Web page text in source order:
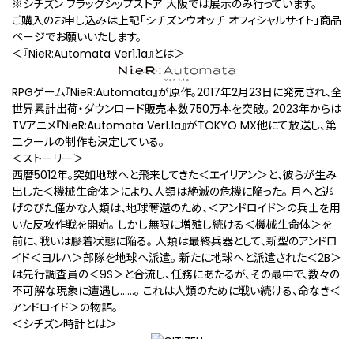
※シチズン フラッグシップストア 大阪では展示のみ行っています。
ご購入のお申し込みは上記「シチズンウオッチ オフィシャルサイト」商品
ページでお願いいたします。
＜『NieR:Automata Ver1.1a』とは＞
RPGゲーム『NieR:Automata』が原作。2017年2月23日に発売され、全
世界累計出荷・ダウンロード販売本数750万本を突破。 2023年からは
TVアニメ『NieR:Automata Ver1.1a』がTOKYO MX他にて放送し、第
二クールの制作も決定している。
＜ストーリー＞
西暦5012年。突如地球へと飛来してきた＜エイリアン＞と、彼らが生み
出した＜機械生命体＞により、人類は絶滅の危機に陥った。 月へと逃
げのびた僅かな人類は、地球奪還のため、＜アンドロイド＞の兵士を用
いた反攻作戦を開始。 しかし無限に増殖し続ける＜機械生命体＞を
前に、戦いは膠着状態に陥る。 人類は最終兵器として、新型のアンドロ
イド＜ヨルハ＞部隊を地球へ派遣。 新たに地球へと派遣された＜2B＞
は先行調査員の＜9S＞と合流し、任務にあたるが、その最中で、数々の
不可解な現象に遭遇し……。 これは人類のために戦い続ける、命なき＜
アンドロイド＞の物語――。
＜シチズン時計とは＞